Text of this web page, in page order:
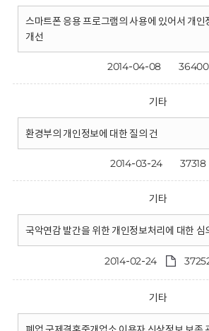
스마트폰 응용 프로그램의 사용에 있어서 개
개선
2014-04-08 36400
기타
환경부의 개인정보에 대한 질의 건
2014-03-24 37318
기타
국악연감 발간을 위한 개인정보처리에 대한 심
2014-02-24
기타